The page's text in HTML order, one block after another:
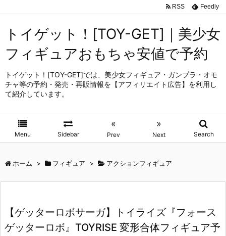
トイゲット！[TOY-GET]｜美少女
フィギュアおもちゃ安値で予約
トイゲット！[TOY-GET]では、美少女フィギュア・ガンプラ・オモ
チャ等の予約・発売・再販情報を【アフィリエイト広告】を利用し
て紹介しています。
Menu Sidebar
«
Prev
»
Next Search
RSS Feedly
ホーム > フィギュア > アクションフィギュア
【ゲッターロボサーガ】トイライズ『フォース
ゲッターロボ』TOYRISE 変形合体フィギュア予